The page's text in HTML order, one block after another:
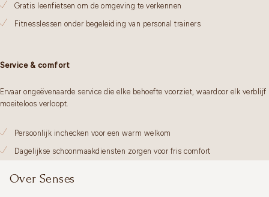
Gratis leenfietsen om de omgeving te verkennen
Fitnesslessen onder begeleiding van personal trainers
Service & comfort
Ervaar ongeëvenaarde service die elke behoefte voorziet, waardoor elk verblijf
moeiteloos verloopt.
Persoonlijk inchecken voor een warm welkom
Dagelijkse schoonmaakdiensten zorgen voor fris comfort
Over Senses